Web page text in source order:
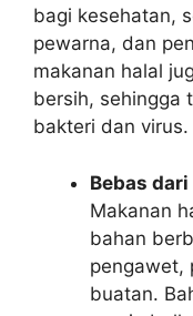
bagi kesehatan,
pewarna, dan
makanan halal
bersih, sehingga
bakteri dan virus.
Bebas
Makanan
bahan
pengawet,
buatan.